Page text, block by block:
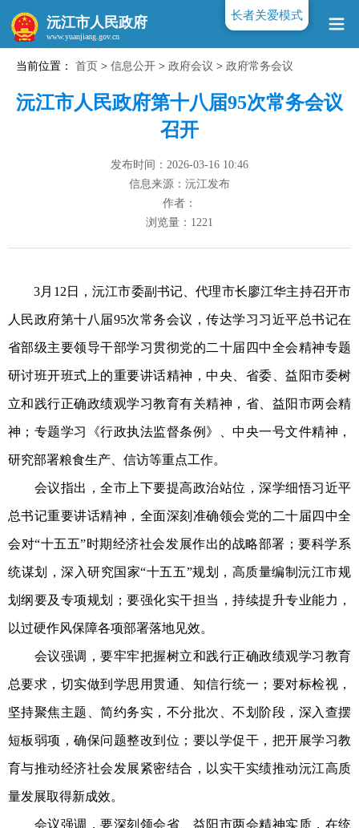
沅江市人民政府
当前位置： 首页 > 信息公开 > 政府会议 > 政府常务会议
沅江市人民政府第十八届95次常务会议
召开
发布时间：2026-03-16 10:46
信息来源：沅江发布
作者：
浏览量： 1221
3月12日，沅江市委副书记、代理市长廖江华主持召开市
人民政府第十八届95次常务会议，传达学习习近平总书记在
省部级主要领导干部学习贯彻党的二十届四中全会精神专题
研讨班开班式上的重要讲话精神，中央、省委、益阳市委树
立和践行正确政绩观学习教育有关精神，省、益阳市两会精
神；专题学习《行政执法监督条例》、中央一号文件精神，
研究部署粮食生产、信访等重点工作。
会议指出，全市上下要提高政治站位，深学细悟习近平
总书记重要讲话精神，全面深刻准确领会党的二十届四中全
会对“十五五”时期经济社会发展作出的战略部署；要科学系
统谋划，深入研究国家“十五五”规划，高质量编制沅江市规
划纲要及专项规划；要强化实干担当，持续提升专业能力，
以过硬作风保障各项部署落地见效。
会议强调，要牢牢把握树立和践行正确政绩观学习教育
总要求，切实做到学思用贯通、知信行统一；要对标检视，
坚持聚焦主题、简约务实，不分批次、不划阶段，深入查摆
短板弱项，确保问题整改到位；要以学促干，把开展学习教
育与推动经济社会发展紧密结合，以实干实绩推动沅江高质
量发展取得新成效。
会议强调，要深刻领会省、益阳市两会精神实质，在统
长者关爱模式